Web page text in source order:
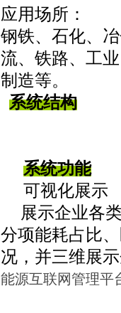
应用场所：
钢铁、石化、
流、铁路、工
制造等。
系统结构
系统功能
可视化展示
展示企业各
分项能耗占比
况，并三维展
能源互联网管理平